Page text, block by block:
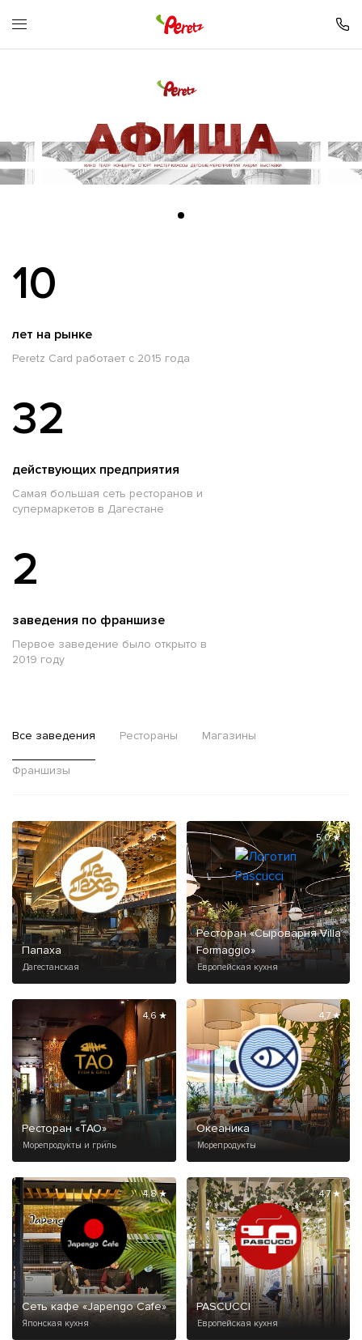
10
лет на рынке
Peretz Card работает с 2015 года
32
действующих предприятия
Самая большая сеть ресторанов и
супермаркетов в Дагестане
2
заведения по франшизе
Первое заведение было открыто в
2019 году
Все заведения Рестораны Магазины
Франшизы
Папаха
Дагестанская
5 ★
Ресторан «Сыроварня Villa
Formaggio»
Европейская кухня
5,0 ★
Ресторан «ТАО»
Морепродукты и гриль
4,6 ★
Океаника
Морепродукты
4,7 ★
Сеть кафе «Japengo Cafe»
Японская кухня
4,8 ★
PASCUCCI
Европейская кухня
4,7 ★